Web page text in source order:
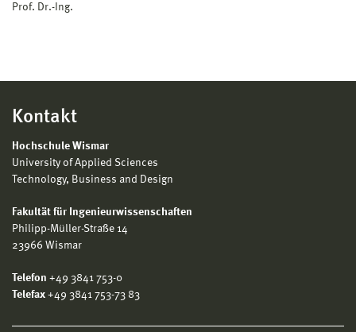
Prof. Dr.-Ing.
Kontakt
Hochschule Wismar
University of Applied Sciences
Technology, Business and Design
Fakultät für Ingenieurwissenschaften
Philipp-Müller-Straße 14
23966 Wismar
Telefon +49 3841 753-0
Telefax +49 3841 753-73 83